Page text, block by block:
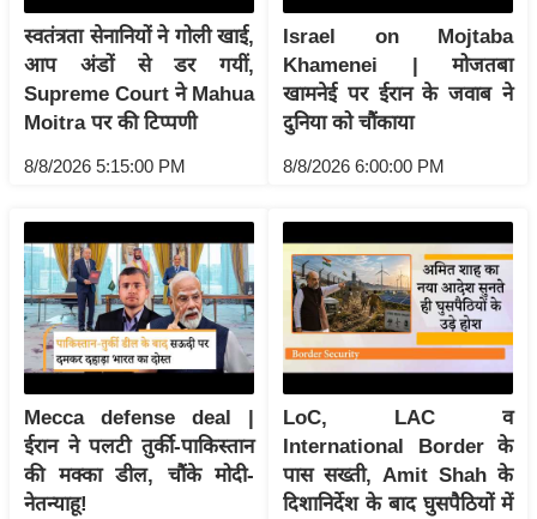
ल
बे
मि
सा
श
ख्सि
य
त
यं
ग
इं
डि
या
स्वतंत्रता सेनानियों ने गोली खाई,
आप अंडों से डर गयीं,
Supreme Court ने Mahua
Moitra पर की टिप्पणी
8/8/2026 5:15:00 PM
Israel on Mojtaba
Khamenei | मोजतबा
खामनेई पर ईरान के जवाब ने
दुनिया को चौंकाया
8/8/2026 6:00:00 PM
Mecca defense deal |
ईरान ने पलटी तुर्की-पाकिस्तान
की मक्का डील, चौंके मोदी-
नेतन्याहू!
LoC, LAC व
International Border के
पास सख्ती, Amit Shah के
दिशानिर्देश के बाद घुसपैठियों में